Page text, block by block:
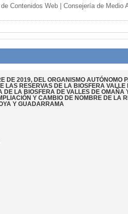
Contenidos Web | Consejería de Medio
DE 2019, DEL ORGANISMO
LAS RESERVAS DE LA BIOSFERA
DE LA BIOSFERA DE VALLES DE
Y CAMBIO DE NOMBRE DE LA
Y GUADARRAMA